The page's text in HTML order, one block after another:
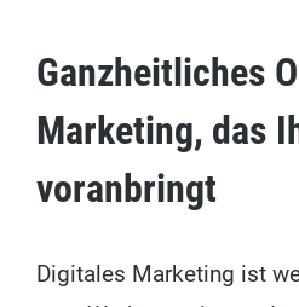
Ganzheitliches
Marketing, das
voranbringt
Digi­ta­les Mar­ke­ting ist